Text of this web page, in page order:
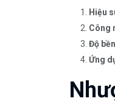
Hiệu
Công
Độ
Ứng